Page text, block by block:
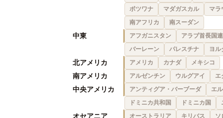
ボツワナ
マダガスカル
マラ
南アフリカ
南スーダン
中東 アフガニスタン
アラブ首長国
バーレーン
パレスチナ ヨル
北アメリカ アメリカ カナダ メキシコ
南アメリカ アルゼンチン ウルグアイ エ
中央アメリカ アンティグア・バーブーダ
エ
ドミニカ共和国
ドミニカ国
オセアニア オーストラリア キリバス ソ